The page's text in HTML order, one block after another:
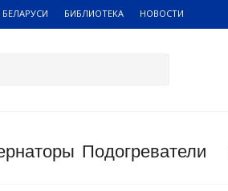
БИБЛИОТЕКА НОВОСТИ
Подогреватели